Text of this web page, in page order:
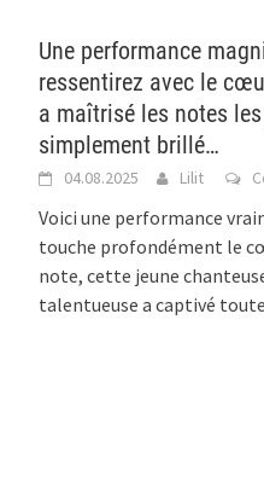
Une performance
ressentirez avec le
a maîtrisé les notes
simplement brillé…
04.08.2025 Lilit
Voici une performance
touche profondément le
note, cette jeune
talentueuse a captivé